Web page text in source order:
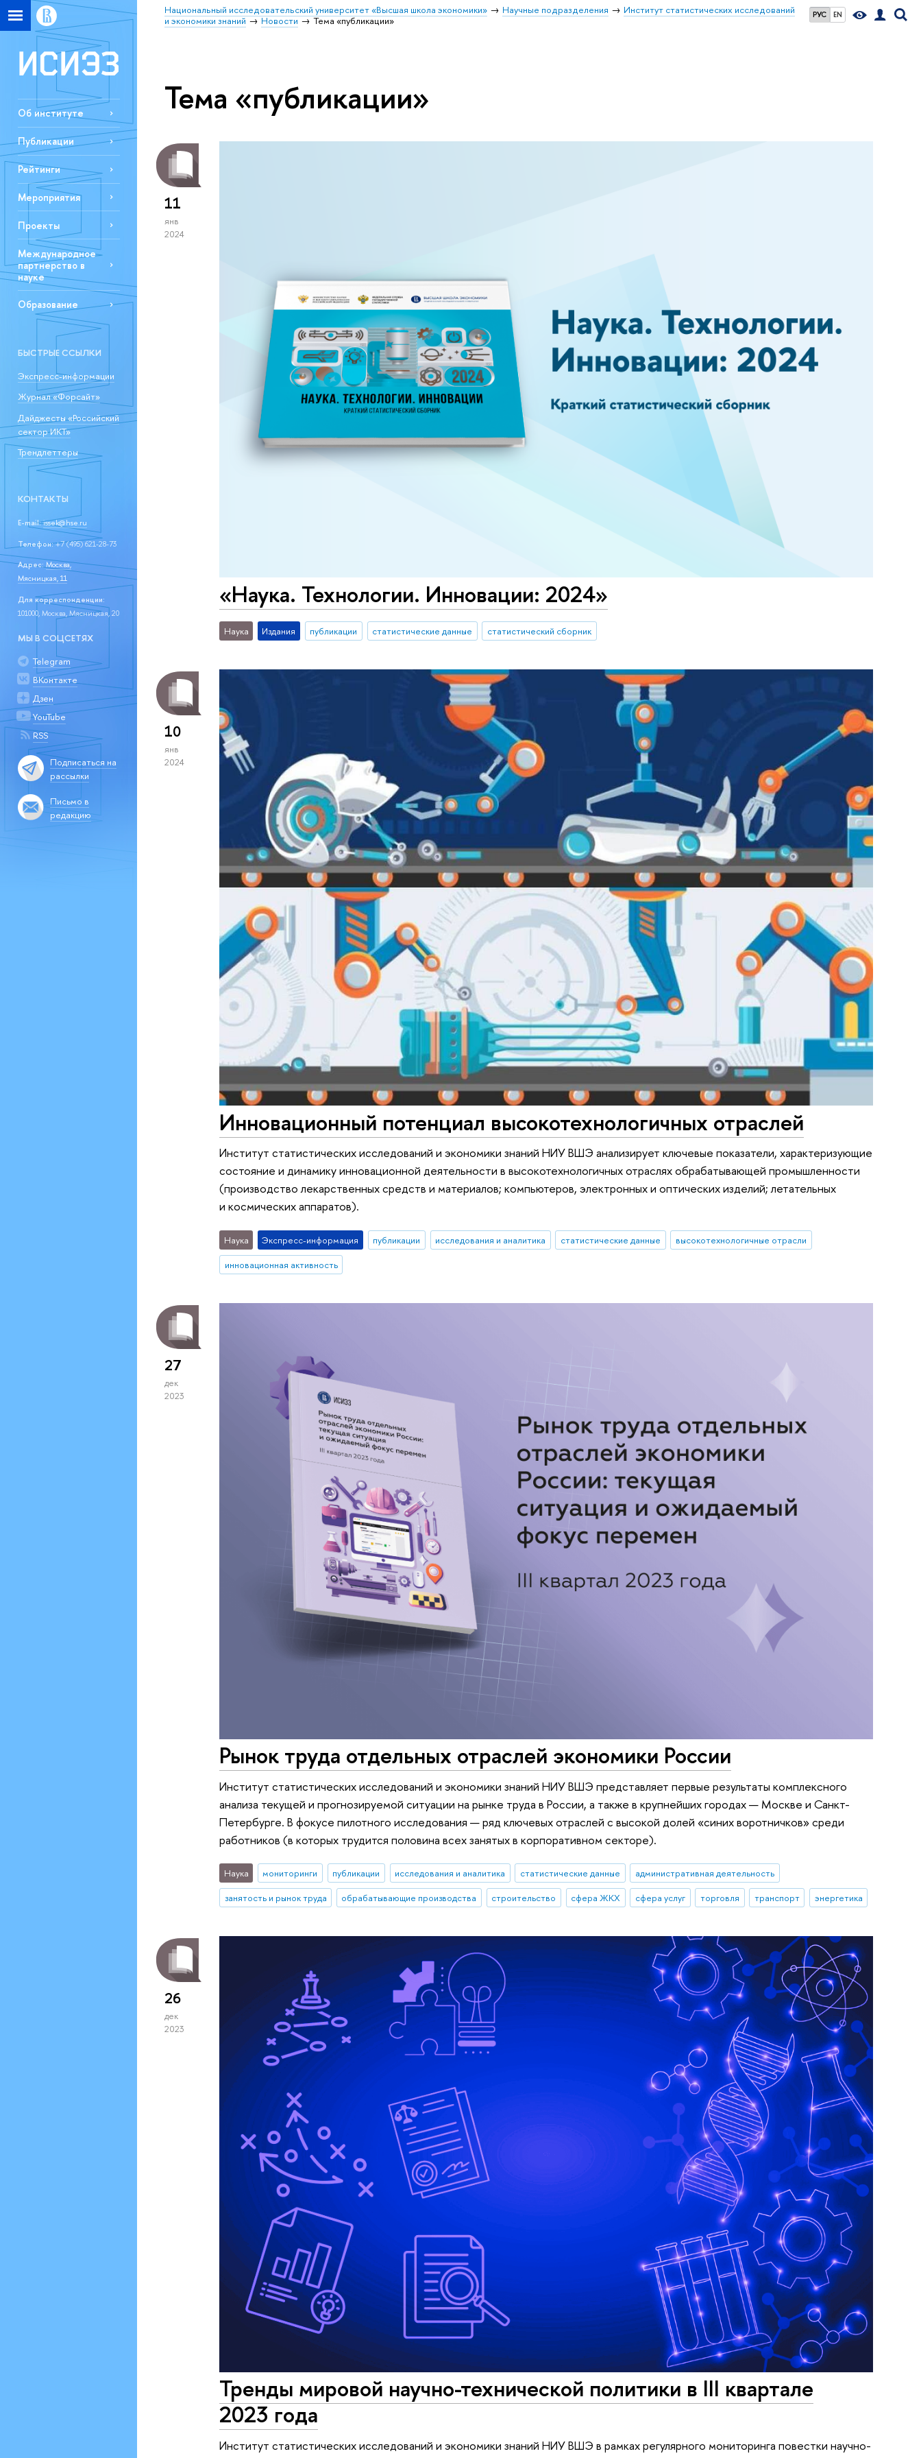
РУС EN
Национальный исследовательский университет «Высшая школа экономики» Научные подразделения
Институт статистических исследований
и экономики знаний
Новости Тема «публикации»
Об институте
Публикации
Рейтинги
Мероприятия
Проекты
Международное
партнерство в
науке
Образование
БЫСТРЫЕ ССЫЛКИ
Экспресс-информации
Журнал «Форсайт»
Дайджесты «Российский
сектор ИКТ»
Трендлеттеры
КОНТАКТЫ
E-mail:issek@hse.ru
Телефон:+7 (495) 621-28-73
Адрес: Москва,
Мясницкая, 11
Для корреспонденции:
101000, Москва, Мясницкая, 20
МЫ В СОЦСЕТЯХ
Telegram
ВКонтакте
Дзен
YouTube
RSS
Подписаться на
рассылки
Письмо в
редакцию
Тема «публикации»
11
янв
2024
«Наука. Технологии. Инновации: 2024»
Наука Издания публикации статистические данные статистический сборник
10
янв
2024
Инновационный потенциал высокотехнологичных отраслей
Институт статистических исследований и экономики знаний НИУ ВШЭ анализирует ключевые показатели, характеризующие
состояние и динамику инновационной деятельности в высокотехнологичных отраслях обрабатывающей промышленности
(производство лекарственных средств и материалов; компьютеров, электронных и оптических изделий; летательных
и космических аппаратов).
Наука Экспресс-информация публикации исследования и аналитика статистические данные
высокотехнологичные отрасли
инновационная активность
27
дек
2023
Рынок труда отдельных отраслей экономики России
Институт статистических исследований и экономики знаний НИУ ВШЭ представляет первые результаты комплексного
анализа текущей и прогнозируемой ситуации на рынке труда в России, а также в крупнейших городах — Москве и Санкт-
Петербурге. В фокусе пилотного исследования — ряд ключевых отраслей с высокой долей «синих воротничков» среди
работников (в которых трудится половина всех занятых в корпоративном секторе).
Наука мониторинги публикации исследования и аналитика статистические данные
административная деятельность
занятость и рынок труда
обрабатывающие производства строительство сфера ЖКХ сфера услуг торговля транспорт энергетика
26
дек
2023
Тренды мировой научно-технической политики в III квартале
2023 года
Институт статистических исследований и экономики знаний НИУ ВШЭ в рамках регулярного мониторинга повестки научно-